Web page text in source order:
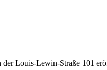
Louis-Lewin-Straße 101